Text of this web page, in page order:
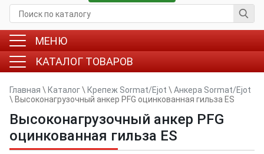
МЕНЮ
КАТАЛОГ ТОВАРОВ
Главная \ Каталог\ Крепеж Sormat/Ejot \ Анкера Sormat/Ejot
\ Высоконагрузочный анкер PFG оцинкованная гильза ES
Высоконагрузочный анкер PFG
оцинкованная гильза ES